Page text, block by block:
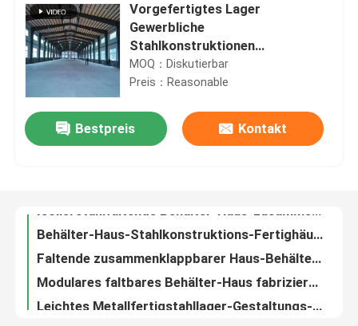
Haus
Produkte
Über uns
Qualitätskontrolle
Treten Sie mit uns in Verbindung
Vorgefertigtes Lager
Gewerbliche
Stahlkonstruktionen
Metallraumrahmen mit
Stanzverarbeitungsdienst
MOQ：Diskutierbar
Preis：Reasonable
Bestpreis Kontakt